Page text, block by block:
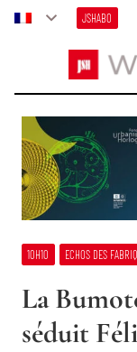
JSHABO
10H10 ECHOS DES
La
séduit